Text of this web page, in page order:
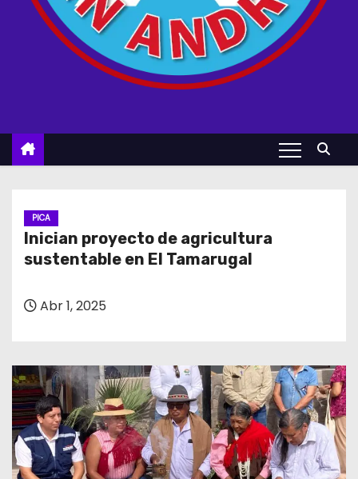
PICA
Inician proyecto de agricultura
sustentable en El Tamarugal
Abr 1, 2025